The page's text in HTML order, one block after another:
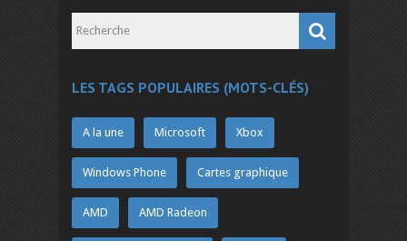
LES TAGS POPULAIRES (MOTS-CLÉS)
A la une Microsoft Xbox
Windows Phone Cartes graphique
AMD AMD Radeon